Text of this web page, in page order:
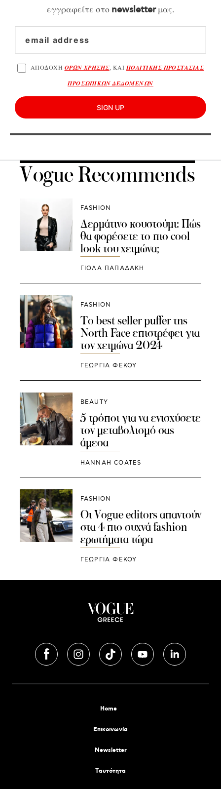
εγγραφείτε στο newsletterμας.
ΑΠΟΔΟΧΗ ΟΡΩΝ ΧΡΗΣΗΣ, ΚΑΙ ΠΟΛΙΤΙΚΗΣ ΠΡΟΣΤΑΣΙΑΣ
ΠΡΟΣΩΠΙΚΩΝ ΔΕΔΟΜΕΝΩΝ
SIGN UP
Vogue Recommends
FASHION
Δερμάτινο κουστούμι: Πώς
θα φορέσετε το πιο cool
look του χειμώνα;
ΓΙΌΛΑ ΠΑΠΑΔΆΚΗ
FASHION
Το best seller puffer της
North Face επιστρέφει για
τον χειμώνα 2024
ΓΕΩΡΓΙΑ ΦΕΚΟΥ
BEAUTY
5 τρόποι για να ενισχύσετε
τον μεταβολισμό σας
άμεσα
HANNAH COATES
FASHION
Οι Vogue editors απαντούν
στα 4 πιο συχνά fashion
ερωτήματα τώρα
ΓΕΩΡΓΙΑ ΦΕΚΟΥ
Home
Επικοινωνία
Newsletter
Tαυτότητα